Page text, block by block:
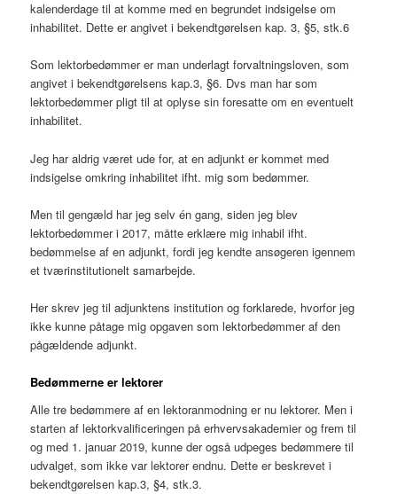
kalenderdage til at komme med en begrundet indsigelse om
inhabilitet. Dette er angivet i bekendtgørelsen kap. 3, §5, stk.6
Som lektorbedømmer er man underlagt forvaltningsloven, som
angivet i bekendtgørelsens kap.3, §6. Dvs man har som
lektorbedømmer pligt til at oplyse sin foresatte om en eventuelt
inhabilitet.
Jeg har aldrig været ude for, at en adjunkt er kommet med
indsigelse omkring inhabilitet ifht. mig som bedømmer.
Men til gengæld har jeg selv én gang, siden jeg blev
lektorbedømmer i 2017, måtte erklære mig inhabil ifht.
bedømmelse af en adjunkt, fordi jeg kendte ansøgeren igennem
et tværinstitutionelt samarbejde.
Her skrev jeg til adjunktens institution og forklarede, hvorfor jeg
ikke kunne påtage mig opgaven som lektorbedømmer af den
pågældende adjunkt.
Bedømmerne er lektorer
Alle tre bedømmere af en lektoranmodning er nu lektorer. Men i
starten af lektorkvalificeringen på erhvervsakademier og frem til
og med 1. januar 2019, kunne der også udpeges bedømmere til
udvalget, som ikke var lektorer endnu. Dette er beskrevet i
bekendtgørelsen kap.3, §4, stk.3.